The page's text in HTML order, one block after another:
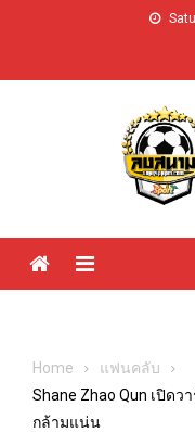
Menu
Home
แฟนคลับ
Shane Zhao Qun เปิด
กล้ามแน่น